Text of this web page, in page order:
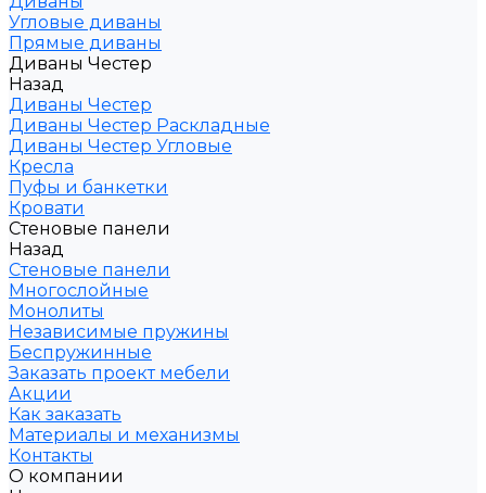
Угловые диваны
Прямые диваны
Диваны Честер
Назад
Диваны Честер
Диваны Честер Раскладные
Диваны Честер Угловые
Кресла
Пуфы и банкетки
Кровати
Стеновые панели
Назад
Стеновые панели
Многослойные
Монолиты
Независимые пружины
Беспружинные
Заказать проект мебели
Акции
Как заказать
Материалы и механизмы
Контакты
О компании